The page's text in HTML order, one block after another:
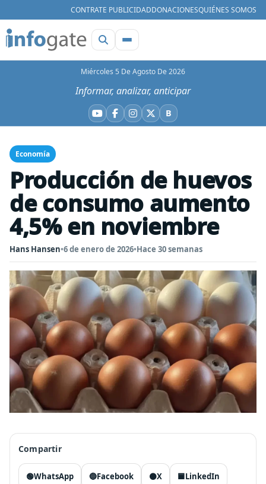
CONTRATE PUBLICIDADDONACIONESQUIÉNES SOMOS
Miércoles 5 De Agosto De 2026
Informar, analizar, anticipar
YouTube
Facebook
Instagram
X BBluesky
Economía
Producción de huevos
de consumo aumento
4,5% en noviembre
Hans Hansen•6 de enero de 2026•Hace 30 semanas
Compartir
🟢WhatsApp 🔵Facebook ⚫X 🟦LinkedIn